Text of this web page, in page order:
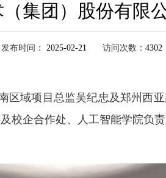
集团）股份有限
发布时间： 2025-02-21 访问次数： 4302
区域项目总监吴纪忠及郑州西
校企合作处、人工智能学院负